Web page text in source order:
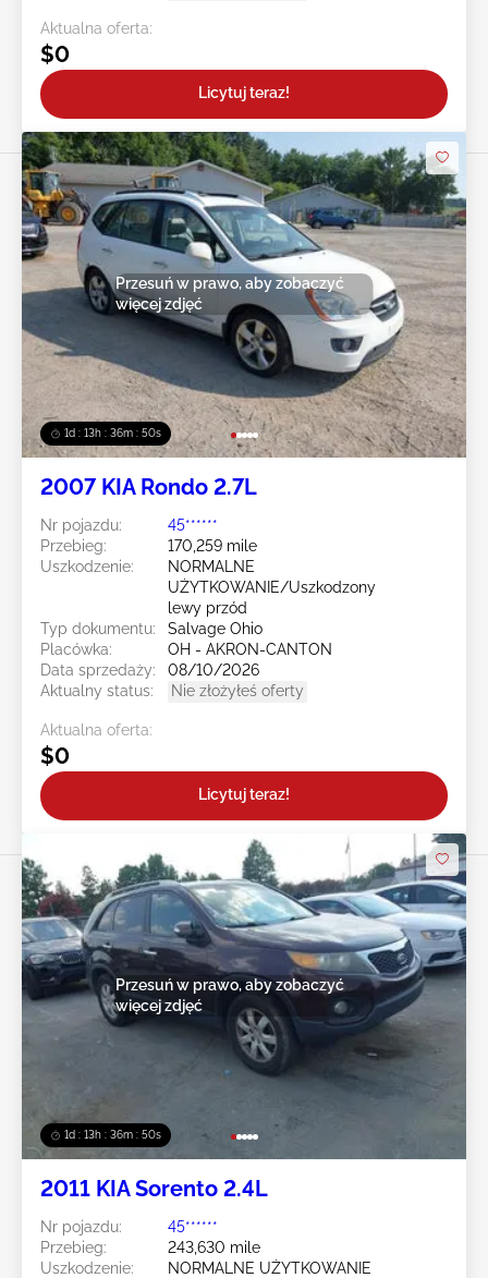
Aktualna oferta:
$0
Licytuj teraz!
1d : 13h : 36m : 47s
Przesuń w prawo, aby zobaczyć
więcej zdjęć
2007 KIA Rondo 2.7L
Nr pojazdu:
45******
Przebieg:
170,259 mile
Uszkodzenie:
NORMALNE
UŻYTKOWANIE/Uszkodzony
lewy przód
Typ dokumentu:
Salvage Ohio
Placówka:
OH - AKRON-CANTON
Data sprzedaży:
08/10/2026
Aktualny status:
Nie złożyłeś oferty
Aktualna oferta:
$0
Licytuj teraz!
1d : 13h : 36m : 47s
Przesuń w prawo, aby zobaczyć
więcej zdjęć
2011 KIA Sorento 2.4L
Nr pojazdu:
45******
Przebieg:
243,630 mile
Uszkodzenie:
NORMALNE UŻYTKOWANIE